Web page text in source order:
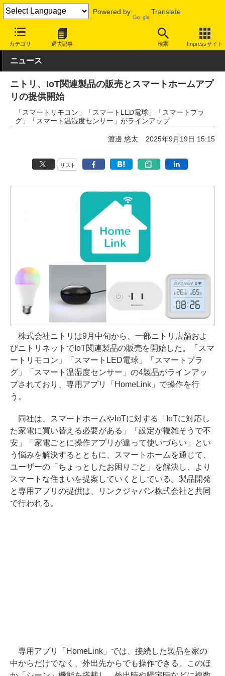
Powered by Translate
カテゴリ 過去記事 検索 Impressサイト
INTERNET Watch トピック
ニュース
ニトリ、IoT関連製品の販売とスマートホームアプ
リの提供開始
「スマートリモコン」「スマートLED電球」「スマートプラ
グ」「スマート温湿度センサー」がラインアップ
渡邊 悠太 2025年9月19日 15:15
リスト
株式会社ニトリは9月中旬から、一部ニトリ店舗およ
びニトリネットでIoT関連製品の販売を開始した。「スマ
ートリモコン」「スマートLED電球」「スマートプラ
グ」「スマート温湿度センサー」の4製品がラインアッ
プされており、専用アプリ「HomeLink」で操作を行
う。
同社は、スマートホームやIoTに対する「IoTに対応し
た家電に買い替える必要がある」「設定が複雑そうで不
安」「家電ごとに操作アプリが違って使いづらい」とい
う悩みを解決するとともに、スマートホームを通じて、
ユーザーの「ちょっとしたお困りごと」を解決し、より
スマートな住まいを提案していくとしている。製品開発
と専用アプリの提供は、リンクジャパン株式会社と共同
で行われる。
専用アプリ「HomeLink」では、接続した製品を家の
中からだけでなく、外出先からでも操作できる。このほ